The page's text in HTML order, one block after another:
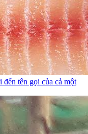
đến tên gọi của cả một